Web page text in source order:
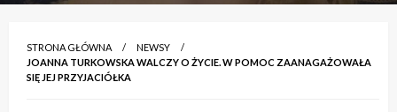
STRONA GŁÓWNA
NEWSY
JOANNA TURKOWSKA WALCZY O ŻYCIE. W POMOC ZAANAGAŻOWAŁA
SIĘ JEJ PRZYJACIÓŁKA